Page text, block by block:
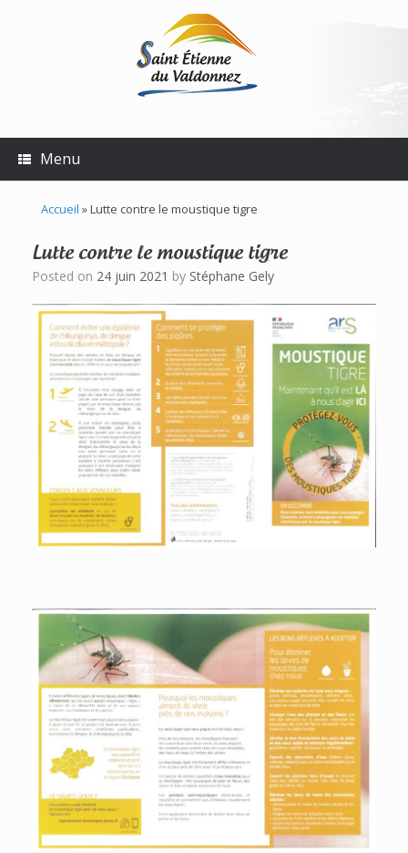
Menu
Accueil »Lutte contre le moustique tigre
Lutte contre le moustique tigre
Posted on 24 juin 2021 by Stéphane Gely